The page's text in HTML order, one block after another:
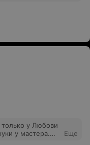
у Любови
у мастера.
Еще